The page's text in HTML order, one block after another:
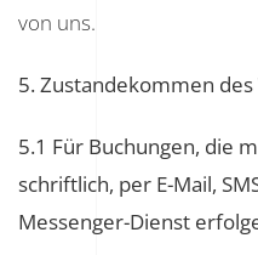
von uns.
5. Zustandekommen
5.1 Für Buchungen, die
schriftlich, per E-Mail,
Messenger-Dienst